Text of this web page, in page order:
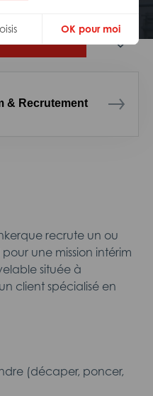
OK pour moi
& Recrutement
recrute un ou
une mission intérim
située à
client spécialisé en
(décaper, poncer,